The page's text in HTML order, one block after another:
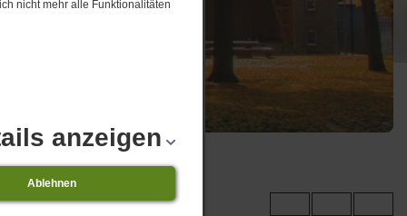
nicht mehr alle Funktionalitäten
anzeigen
Ablehnen
08.2026